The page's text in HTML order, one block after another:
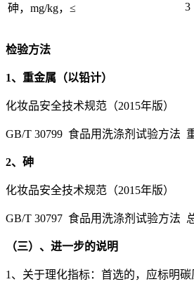
砷，mg/kg，≤ 3
检验方法
1、重金属（以铅计）
化妆品安全技术规范（2015年版）
GB/T 30799 食品用洗涤剂试验方法
2、砷
化妆品安全技术规范（2015年版）
GB/T 30797 食品用洗涤剂试验方法
（三）、进一步的说明
1、关于理化指标：首选的，应标明